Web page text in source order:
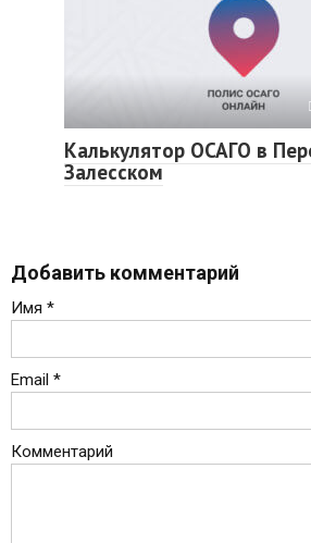
Калькулятор ОСАГО в
Залесском
Добавить комментарий
Имя *
Email *
Комментарий